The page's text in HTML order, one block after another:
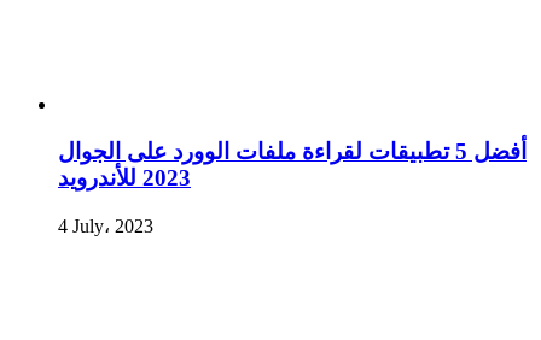
أفضل 5 تطبيقات لقراءة ملفات الوورد على الجوال
2023 للأندرويد
4 July، 2023